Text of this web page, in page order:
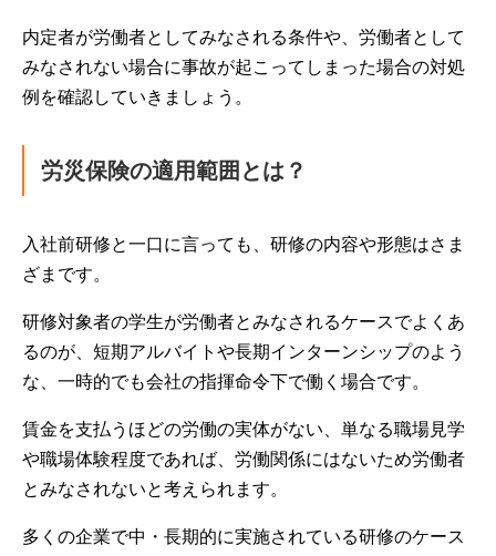
内定者が労働者としてみなされる条件や、労働者として
みなされない場合に事故が起こってしまった場合の対処
例を確認していきましょう。
労災保険の適用範囲とは？
入社前研修と一口に言っても、研修の内容や形態はさま
ざまです。
研修対象者の学生が労働者とみなされるケースでよくあ
るのが、短期アルバイトや長期インターンシップのよう
な、一時的でも会社の指揮命令下で働く場合です。
賃金を支払うほどの労働の実体がない、単なる職場見学
や職場体験程度であれば、労働関係にはないため労働者
とみなされないと考えられます。
多くの企業で中・長期的に実施されている研修のケース